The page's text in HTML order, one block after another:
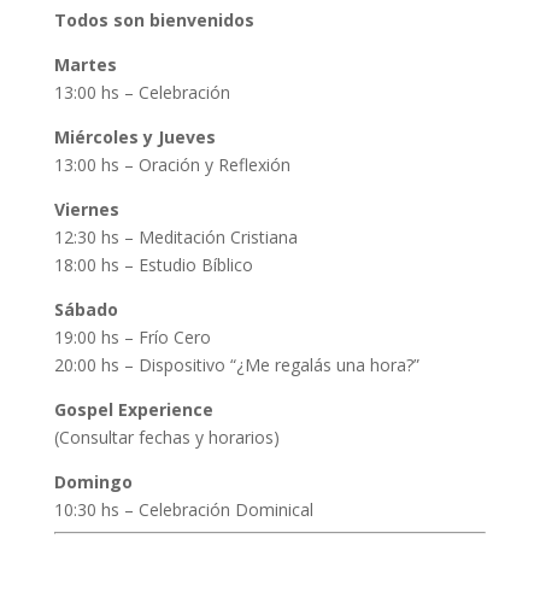
Todos son bienvenidos
Martes
13:00 hs – Celebración
Miércoles y Jueves
13:00 hs – Oración y Reflexión
Viernes
12:30 hs – Meditación Cristiana
18:00 hs – Estudio Bíblico
Sábado
19:00 hs – Frío Cero
20:00 hs – Dispositivo “¿Me regalás una hora?”
Gospel Experience
(Consultar fechas y horarios)
Domingo
10:30 hs – Celebración Dominical